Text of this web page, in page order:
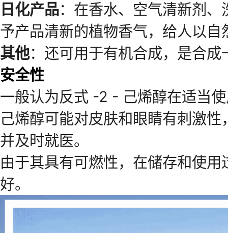
日化产品：在香水、空气清新剂
予产品清新的植物香气，给人以自
其他：还可用于有机合成，是合
安全性
一般认为反式 -2 - 己烯醇在适当
己烯醇可能对皮肤和眼睛有刺激
并及时就医。
由于其具有可燃性，在储存和使
好。